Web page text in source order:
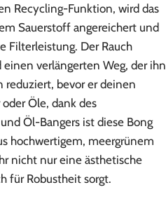
Recycling-Funktion, wird das
Sauerstoff angereichert und
Filterleistung. Der Rauch
verlängerten Weg, der ihn
reduziert, bevor er deinen
Öle, dank des
Öl-Bangers ist diese Bong
hochwertigem, meergrünem
nicht nur eine ästhetische
für Robustheit sorgt.